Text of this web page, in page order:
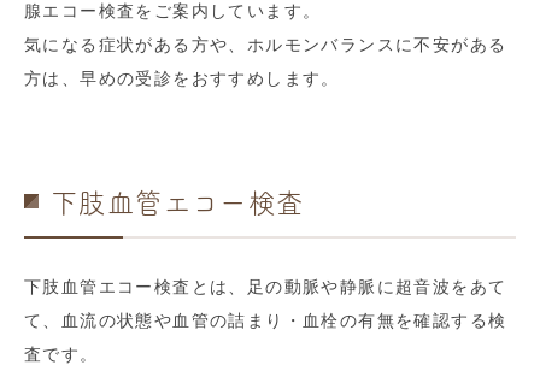
腺エコー検査をご案内しています。
気になる症状がある方や、ホルモンバランスに不安がある
方は、早めの受診をおすすめします。
下肢血管エコー検査
下肢血管エコー検査とは、足の動脈や静脈に超音波をあて
て、血流の状態や血管の詰まり・血栓の有無を確認する検
査です。